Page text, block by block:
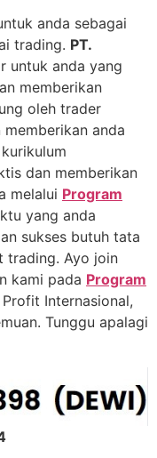
anda sebagai
trading. PT.
untuk anda yang
memberikan
oleh trader
anda
dan memberikan
melalui Program
yang anda
sukses butuh tata
trading. Ayo join
kami pada Program
Internasional,
Tunggu apalagi